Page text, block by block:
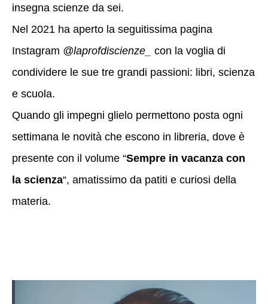
insegna scienze da sei.
Nel 2021 ha aperto la seguitissima pagina
Instagram @laprofdiscienze_
con la voglia di
condividere le sue tre grandi passioni: libri, scienza
e scuola.
Quando gli impegni glielo permettono posta ogni
settimana le novità che escono in libreria, dove è
presente con il volume “Sempre in vacanza con
la scienza“, amatissimo da patiti e curiosi della
materia.